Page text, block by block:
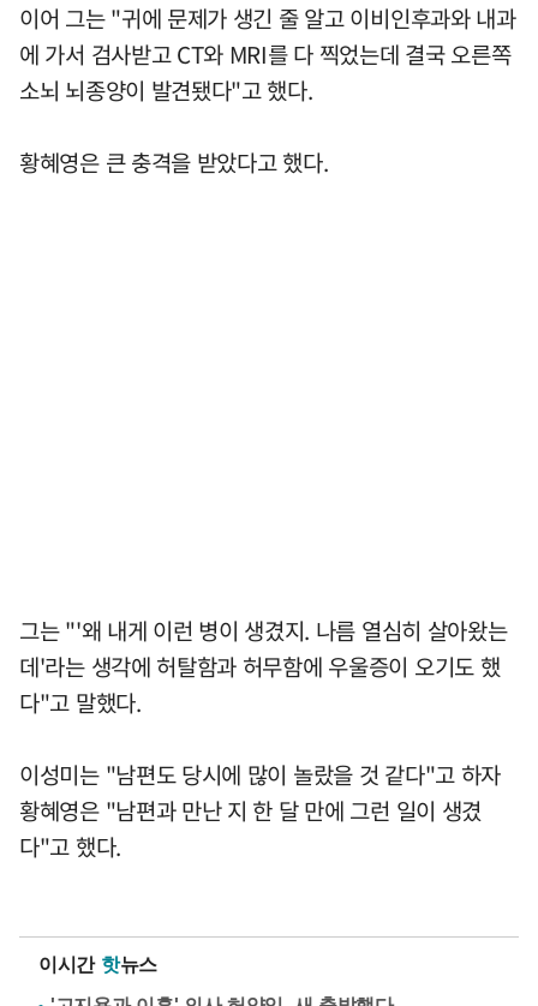
이어 그는 "귀에 문제가 생긴 줄 알고 이비인후과와 내과
에 가서 검사받고 CT와 MRI를 다 찍었는데 결국 오른쪽
소뇌 뇌종양이 발견됐다"고 했다.
황혜영은 큰 충격을 받았다고 했다.
그는 "'왜 내게 이런 병이 생겼지. 나름 열심히 살아왔는
데'라는 생각에 허탈함과 허무함에 우울증이 오기도 했
다"고 말했다.
이성미는 "남편도 당시에 많이 놀랐을 것 같다"고 하자
황혜영은 "남편과 만난 지 한 달 만에 그런 일이 생겼
다"고 했다.
이시간 핫뉴스